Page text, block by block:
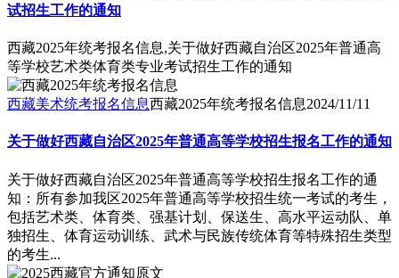
试招生工作的通知
西藏2025年统考报名信息,关于做好西藏自治区2025年普通高
等学校艺术类体育类专业考试招生工作的通知
西藏美术统考报名信息西藏2025年统考报名信息2024/11/11
关于做好西藏自治区2025年普通高等学校招生报名工作的通知
关于做好西藏自治区2025年普通高等学校招生报名工作的通
知：所有参加我区2025年普通高等学校招生统一考试的考生，
包括艺术类、体育类、强基计划、保送生、高水平运动队、单
独招生、体育运动训练、武术与民族传统体育等特殊招生类型
的考生...